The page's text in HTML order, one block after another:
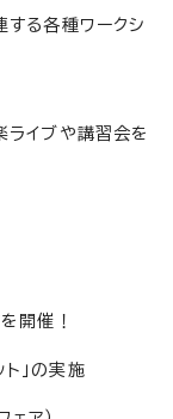
る各種ワークシ
イブや講習会を
開催！
ト」の実施